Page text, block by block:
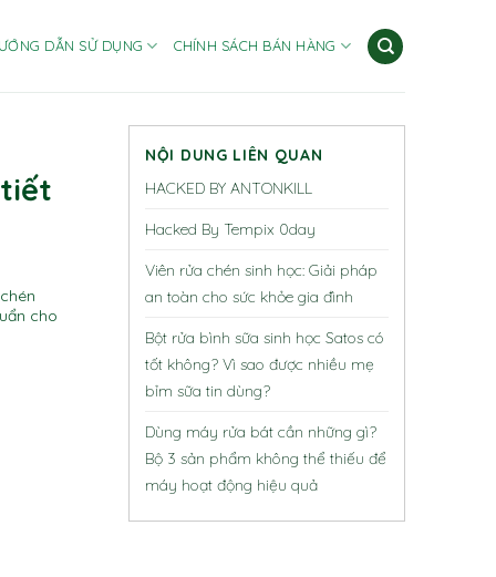
DẪN SỬ DỤNG CHÍNH SÁCH BÁN HÀNG
cho
NỘI DUNG LIÊN QUAN
HACKED BY ANTONKILL
Hacked By Tempix 0day
Viên rửa chén sinh học: Giải pháp
an toàn cho sức khỏe gia đình
Bột rửa bình sữa sinh học Satos có
tốt không? Vì sao được nhiều mẹ
bỉm sữa tin dùng?
Dùng máy rửa bát cần những gì?
Bộ 3 sản phẩm không thể thiếu để
máy hoạt động hiệu quả